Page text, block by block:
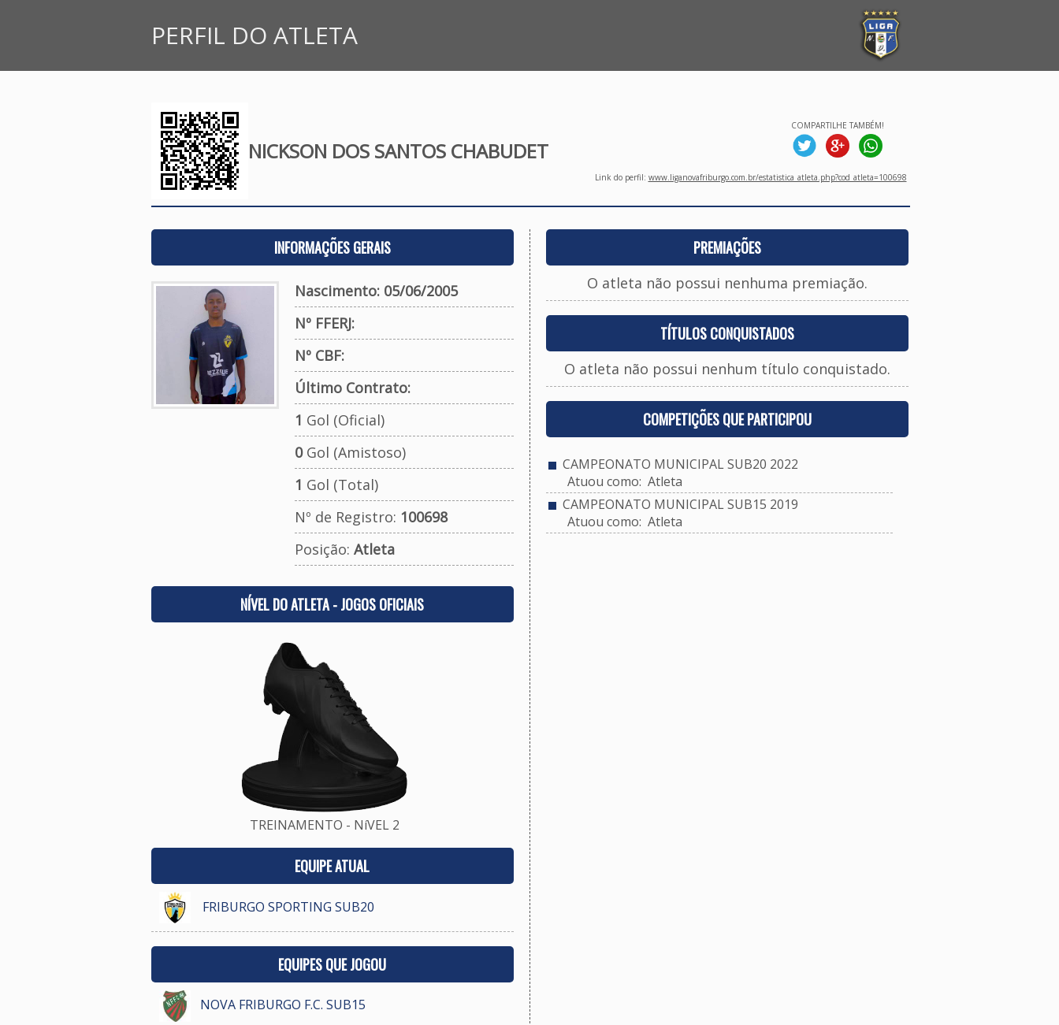
PERFIL DO ATLETA
NICKSON DOS SANTOS CHABUDET
COMPARTILHE TAMBÉM!
Link do perfil: www.liganovafriburgo.com.br/estatistica_atleta.php?cod_atleta=100698
INFORMAÇÕES GERAIS
Nascimento: 05/06/2005
Nº FFERJ:
Nº CBF:
Último Contrato:
1 Gol (Oficial)
0Gol (Amistoso)
1 Gol (Total)
Nº de Registro: 100698
Posição: Atleta
NÍVEL DO ATLETA - JOGOS OFICIAIS
TREINAMENTO - NíVEL 2
EQUIPE ATUAL
FRIBURGO SPORTING SUB20
EQUIPES QUE JOGOU
NOVA FRIBURGO F.C. SUB15
PREMIAÇÕES
O atleta não possui nenhuma premiação.
TÍTULOS CONQUISTADOS
O atleta não possui nenhum título conquistado.
COMPETIÇÕES QUE PARTICIPOU
CAMPEONATO MUNICIPAL SUB20 2022
Atuou como: Atleta
CAMPEONATO MUNICIPAL SUB15 2019
Atuou como: Atleta